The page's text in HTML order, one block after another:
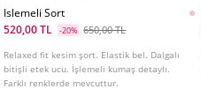
Islemeli Sort
520,00 TL
-20% 650,00 TL
Relaxed fit kesim şort. Elastik bel. Dalgalı
bitişli etek ucu. İşlemeli kumaş detaylı.
Farklı renklerde mevcuttur.